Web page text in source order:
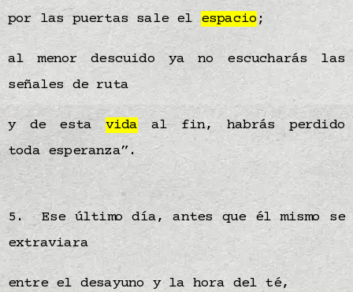
por las puertas sale elespacio ;
al menor descuido ya no escucharás las
señales de ruta
y de esta vidaal fin, habrás perdido
toda esperanza”.
5. Ese último día, antes que él mismo se
extraviara
entre el desayuno y la hora del té,